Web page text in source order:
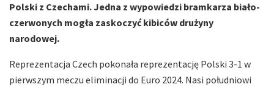
Polski z Czechami. Jedna z wypowiedzi bramkarza biało-
czerwonych mogła zaskoczyć kibiców drużyny
narodowej.
Reprezentacja Czech pokonała reprezentację Polski 3-1 w
pierwszym meczu eliminacji do Euro 2024. Nasi południowi